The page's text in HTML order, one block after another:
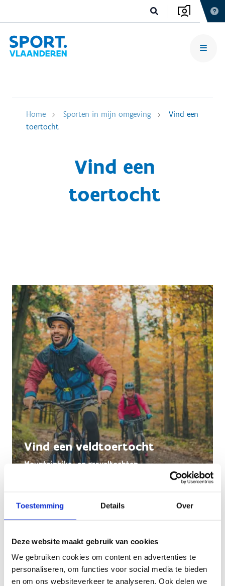
Toestemming Details Over
Deze website maakt gebruik van cookies
We gebruiken cookies om content en advertenties te
personaliseren, om functies voor social media te bieden
en om ons websiteverkeer te analyseren. Ook delen we
Home Sporten in mijn omgeving
Vind een
toertocht
Vind een
toertocht
Vind een veldtoertocht
Mountainbike- en graveltochten